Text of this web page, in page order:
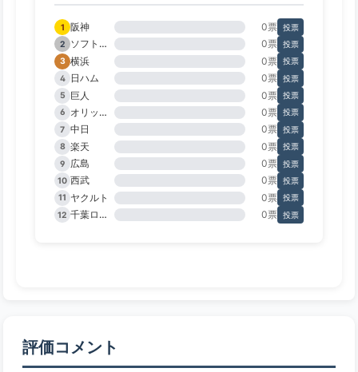
1 阪神 0票 投票
2
ソフトバンク 0票 投票
3 横浜 0票 投票
4
日ハム 0票 投票
5
巨人 0票 投票
6
オリックス 0票 投票
7 中日 0票 投票
8 楽天 0票 投票
9
広島 0票 投票
10 西武 0票 投票
11 ヤクルト 0票 投票
12
千葉ロッテ 0票 投票
評価コメント